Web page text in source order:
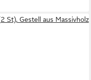
St), Gestell aus Massivholz